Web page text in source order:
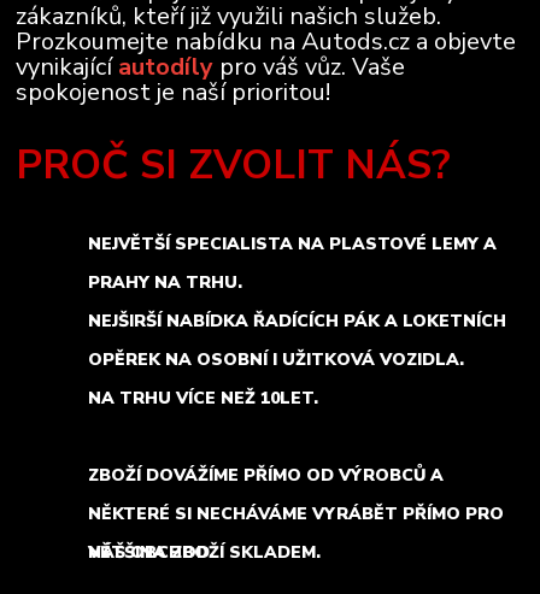
zákazníků, kteří již využili našich služeb.
Prozkoumejte nabídku na Autods.cz a objevte
vynikajícíautodíly pro váš vůz. Vaše
spokojenost je naší prioritou!
PROČ SI ZVOLIT NÁS?
NEJVĚTŠÍ SPECIALISTA NA PLASTOVÉ LEMY A
PRAHY NA TRHU.
NEJŠIRŠÍ NABÍDKA ŘADÍCÍCH PÁK A LOKETNÍCH
OPĚREK NA OSOBNÍ I UŽITKOVÁ VOZIDLA.
NA TRHU VÍCE NEŽ 10LET.
ZBOŽÍ DOVÁŽÍME PŘÍMO OD VÝROBCŮ A
NĚKTERÉ SI NECHÁVÁME VYRÁBĚT PŘÍMO PRO
NÁŠ OBCHOD.
VĚTŠINA ZBOŽÍ SKLADEM.